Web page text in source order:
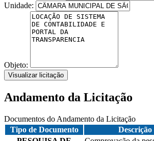
Unidade:
Objeto:
Visualizar licitação
Andamento da Licitação
Documentos do Andamento da Licitação
Tipo de Documento
Descrição